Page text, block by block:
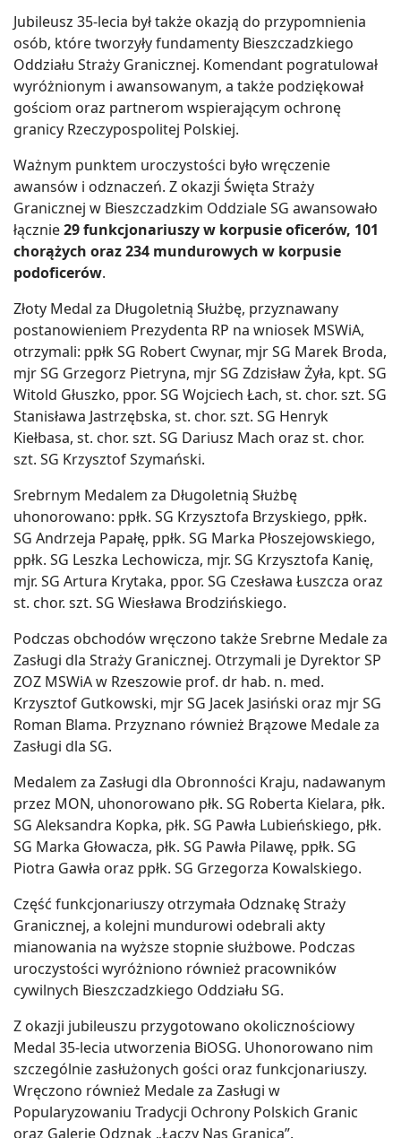
Jubileusz 35-lecia był także okazją do przypomnienia
osób, które tworzyły fundamenty Bieszczadzkiego
Oddziału Straży Granicznej. Komendant pogratulował
wyróżnionym i awansowanym, a także podziękował
gościom oraz partnerom wspierającym ochronę
granicy Rzeczypospolitej Polskiej.
Ważnym punktem uroczystości było wręczenie
awansów i odznaczeń. Z okazji Święta Straży
Granicznej w Bieszczadzkim Oddziale SG awansowało
łącznie29 funkcjonariuszy w korpusie oficerów, 101
chorążych oraz 234 mundurowych w korpusie
podoficerów.
Złoty Medal za Długoletnią Służbę, przyznawany
postanowieniem Prezydenta RP na wniosek MSWiA,
otrzymali: ppłk SG Robert Cwynar, mjr SG Marek Broda,
mjr SG Grzegorz Pietryna, mjr SG Zdzisław Żyła, kpt. SG
Witold Głuszko, ppor. SG Wojciech Łach, st. chor. szt. SG
Stanisława Jastrzębska, st. chor. szt. SG Henryk
Kiełbasa, st. chor. szt. SG Dariusz Mach oraz st. chor.
szt. SG Krzysztof Szymański.
Srebrnym Medalem za Długoletnią Służbę
uhonorowano: ppłk. SG Krzysztofa Brzyskiego, ppłk.
SG Andrzeja Papałę, ppłk. SG Marka Płoszejowskiego,
ppłk. SG Leszka Lechowicza, mjr. SG Krzysztofa Kanię,
mjr. SG Artura Krytaka, ppor. SG Czesława Łuszcza oraz
st. chor. szt. SG Wiesława Brodzińskiego.
Podczas obchodów wręczono także Srebrne Medale za
Zasługi dla Straży Granicznej. Otrzymali je Dyrektor SP
ZOZ MSWiA w Rzeszowie prof. dr hab. n. med.
Krzysztof Gutkowski, mjr SG Jacek Jasiński oraz mjr SG
Roman Blama. Przyznano również Brązowe Medale za
Zasługi dla SG.
Medalem za Zasługi dla Obronności Kraju, nadawanym
przez MON, uhonorowano płk. SG Roberta Kielara, płk.
SG Aleksandra Kopka, płk. SG Pawła Lubieńskiego, płk.
SG Marka Głowacza, płk. SG Pawła Pilawę, ppłk. SG
Piotra Gawła oraz ppłk. SG Grzegorza Kowalskiego.
Część funkcjonariuszy otrzymała Odznakę Straży
Granicznej, a kolejni mundurowi odebrali akty
mianowania na wyższe stopnie służbowe. Podczas
uroczystości wyróżniono również pracowników
cywilnych Bieszczadzkiego Oddziału SG.
Z okazji jubileuszu przygotowano okolicznościowy
Medal 35-lecia utworzenia BiOSG. Uhonorowano nim
szczególnie zasłużonych gości oraz funkcjonariuszy.
Wręczono również Medale za Zasługi w
Popularyzowaniu Tradycji Ochrony Polskich Granic
oraz Galerie Odznak „Łączy Nas Granica”.